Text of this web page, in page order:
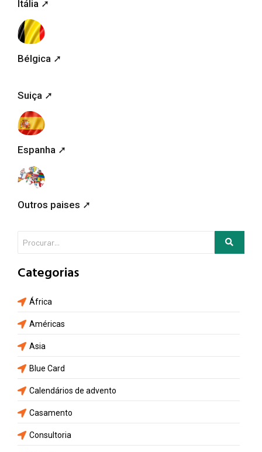
Itália ➚
Bélgica ➚
Suiça ➚
Espanha ➚
Outros paises ➚
Categorias
África
Américas
Asia
Blue Card
Calendários de advento
Casamento
Consultoria